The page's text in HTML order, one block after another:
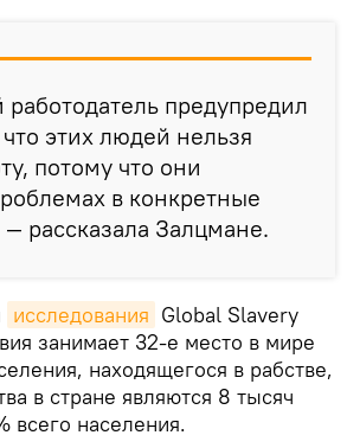
предупредил
этих людей нельзя
потому что они
в конкретные
рассказала Залцмане.
исследования Global Slavery
занимает 32-е место в мире
находящегося в рабстве,
в стране являются 8 тысяч
всего населения.